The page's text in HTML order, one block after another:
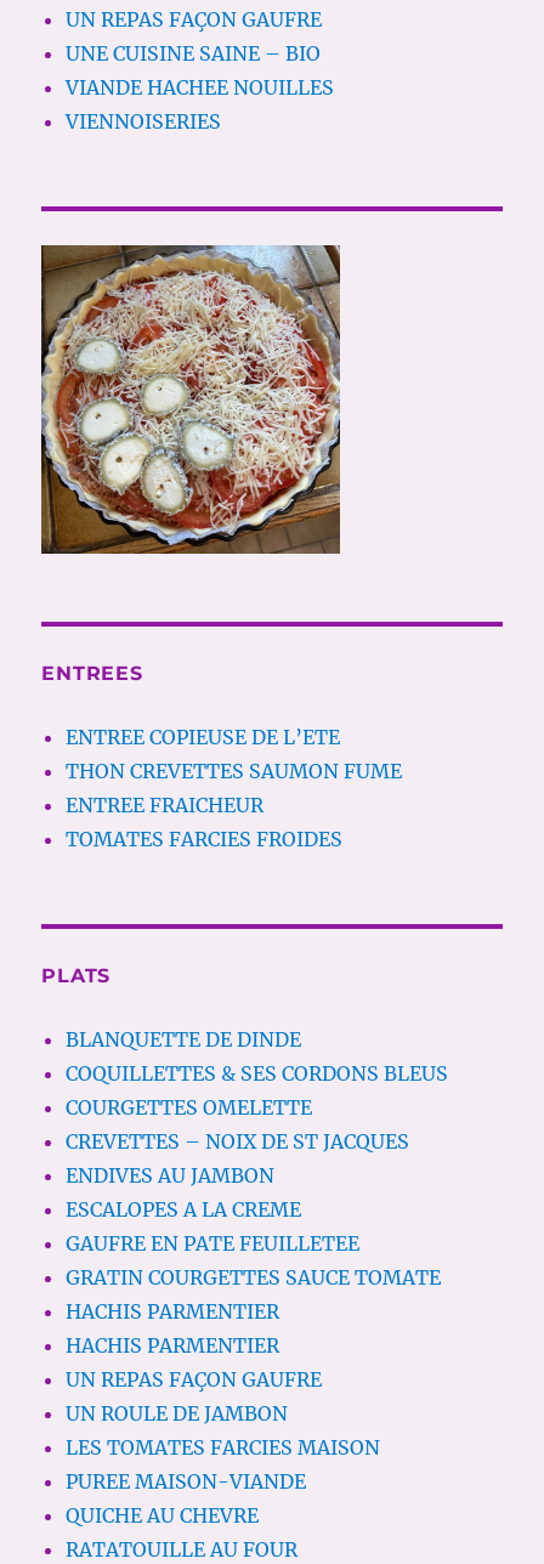
UN REPAS FAÇON GAUFRE
UNE CUISINE SAINE – BIO
VIANDE HACHEE NOUILLES
VIENNOISERIES
ENTREES
ENTREE COPIEUSE DE L’ETE
THON CREVETTES SAUMON FUME
ENTREE FRAICHEUR
TOMATES FARCIES FROIDES
PLATS
BLANQUETTE DE DINDE
COQUILLETTES & SES CORDONS BLEUS
COURGETTES OMELETTE
CREVETTES – NOIX DE ST JACQUES
ENDIVES AU JAMBON
ESCALOPES A LA CREME
GAUFRE EN PATE FEUILLETEE
GRATIN COURGETTES SAUCE TOMATE
HACHIS PARMENTIER
HACHIS PARMENTIER
UN REPAS FAÇON GAUFRE
UN ROULE DE JAMBON
LES TOMATES FARCIES MAISON
PUREE MAISON-VIANDE
QUICHE AU CHEVRE
RATATOUILLE AU FOUR